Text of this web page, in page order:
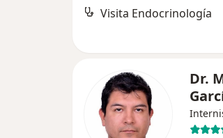
Visita Endocrinología
Dr.